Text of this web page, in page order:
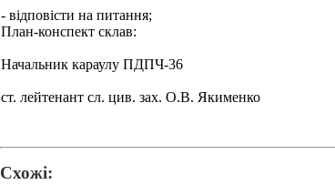
- вiдповiсти на питання;
План-конспект склав:
Начальник караулу ПДПЧ-36
ст. лейтенант сл. цив. зах. О.В. Якименко
Схожі: